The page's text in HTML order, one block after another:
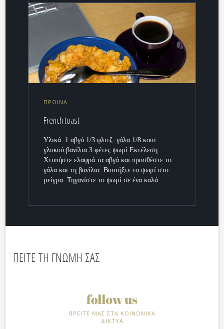
ΠΡΩΙΝΑ
French toast
Υλικά: 1 αβγό 1/3 φλιτζ. γάλα 1/8 κουτ.
γλυκού βανίλια 3 φέτες ψωμί Εκτέλεση:
Χτυπήστε ελαφρά τα αβγά και προσθέστε το
γάλα και τη βανίλια. Βουτήξτε το ψωμί στο
μείγμα. Τηγανίστε το ψωμί σε ένα καλά...
ΠΕΙΤΕ ΤΗ ΓΝΩΜΗ ΣΑΣ
ΒΡΕΙΤΕ ΜΑΣ ΣΤΑ ΚΟΙΝΩΝΙΚΑ
ΔΙΚΤΥΑ